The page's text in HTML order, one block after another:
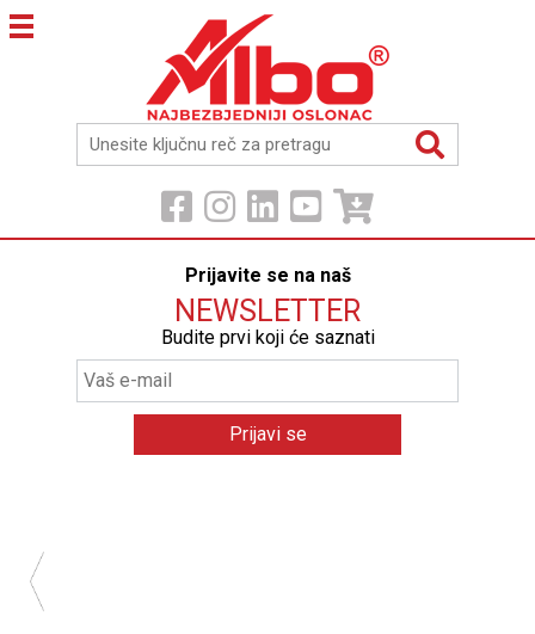
Prijavite se na naš
NEWSLETTER
Budite prvi koji će saznati